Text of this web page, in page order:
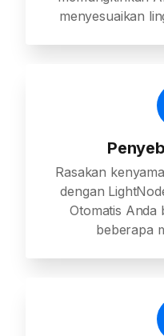
menyesuaikan
Rasakan
dengan
Otomatis Anda
beberapa